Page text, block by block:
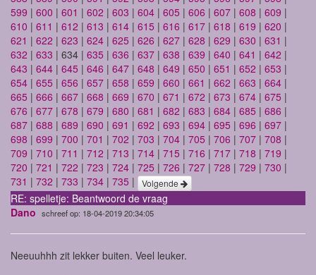
599 | 600 | 601 | 602 | 603 | 604 | 605 | 606 | 607 | 608 | 609 |
610 | 611 | 612 | 613 | 614 | 615 | 616 | 617 | 618 | 619 | 620 |
621 | 622 | 623 | 624 | 625 | 626 | 627 | 628 | 629 | 630 | 631 |
632 | 633 | 634 | 635 | 636 | 637 | 638 | 639 | 640 | 641 | 642 |
643 | 644 | 645 | 646 | 647 | 648 | 649 | 650 | 651 | 652 | 653 |
654 | 655 | 656 | 657 | 658 | 659 | 660 | 661 | 662 | 663 | 664 |
665 | 666 | 667 | 668 | 669 | 670 | 671 | 672 | 673 | 674 | 675 |
676 | 677 | 678 | 679 | 680 | 681 | 682 | 683 | 684 | 685 | 686 |
687 | 688 | 689 | 690 | 691 | 692 | 693 | 694 | 695 | 696 | 697 |
698 | 699 | 700 | 701 | 702 | 703 | 704 | 705 | 706 | 707 | 708 |
709 | 710 | 711 | 712 | 713 | 714 | 715 | 716 | 717 | 718 | 719 |
720 | 721 | 722 | 723 | 724 | 725 | 726 | 727 | 728 | 729 | 730 |
731 | 732 | 733 | 734 | 735 | Volgende
RE: spelletje: Beantwoord de vraag
Dano schreef op: 18-04-2019 20:34:05
Neeuuhhh zit lekker buiten. Veel leuker.